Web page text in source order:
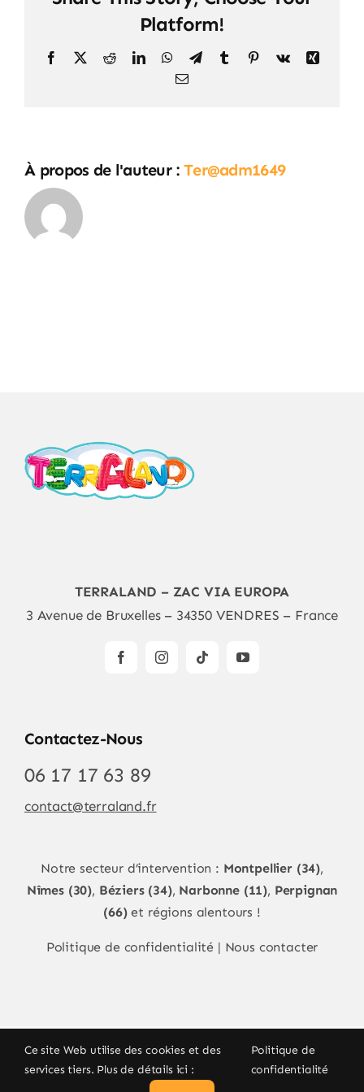
Terraland
Platform!
Facebook
X RedditLinkedInWhatsApp
TelegramTumblr PinterestVk
Xing
Email
À propos de l'auteur : Ter@adm1649
TERRALAND – ZAC VIA EUROPA
3 Avenue de Bruxelles – 34350 VENDRES – France
Contactez-Nous
06 17 17 63 89
contact@terraland.fr
Notre secteur d’intervention : Montpellier (34),
Nîmes (30), Béziers (34), Narbonne (11), Perpignan
(66)et régions alentours !
Politique de confidentialité | Nous contacter
© Copyright 2026 terraland.fr
Ce site Web utilise des cookies et des
services tiers. Plus de détails ici :
Politique de
confidentialité